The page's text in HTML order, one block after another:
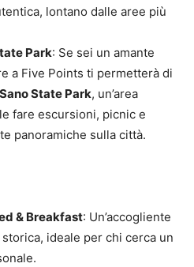
lontano dalle aree più
Park: Se sei un amante
a Five Points ti permetterà di
State Park, un’area
fare escursioni, picnic e
panoramiche sulla città.
& Breakfast: Un’accogliente
ideale per chi cerca un